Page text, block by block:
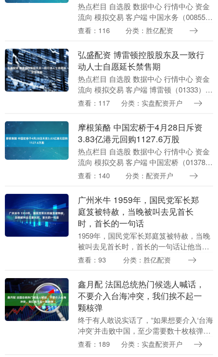
热点栏目 自选股 数据中心 行情中心 资金
流向 模拟交易 客户端 中国水务（00855）
发布公告，于2026年4月28日，公司及附
查看：116 分类：胜亿配资
弘盛配资 博雷顿控股股东及一致行
动人士自愿延长禁售期
热点栏目 自选股 数据中心 行情中心 资金
流向 模拟交易 客户端 博雷顿（01333）发
布公告，就公司股份在首次公开发售前，
股....
查看：117 分类：实盘配资开户
摩根策酪 中国宏桥于4月28日斥资
3.83亿港元回购1127.6万股
热点栏目 自选股 数据中心 行情中心 资金
流向 模拟交易 客户端 中国宏桥（01378）
发布公告，于2026年4月28日斥资3.83亿
查看：140 分类：配资开户
广州米牛 1959年，国民党军长郑
庭笈被特赦，当晚被叫去见首长
时，首长的一句话
1959年，国民党军长郑庭笈被特赦，当晚
被叫去见首长时，首长的一句话让他当场
就愣住了，这到底是怎么回事儿呢？ 郑庭
仑关战役中....
查看：93 分类：胜亿配资
鑫月配 法国总统热门候选人喊话，
不要介入台海冲突，我们挨不起一
颗核弹
终于有人敢说实话了，“如果想要介入‘台海
冲突’并击败中国，至少需要数十枚核弹，
但光有核弹还不够，因为我们只要挨上一
查看：189 分类：实盘配资开户